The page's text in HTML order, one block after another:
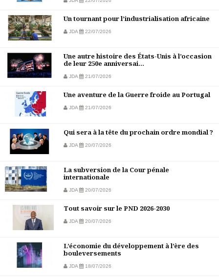
Un tournant pour l’industrialisation africaine
JDA 22/07/2026
Une autre histoire des États-Unis à l’occasion
de leur 250e anniversai...
JDA 21/07/2026
Une aventure de la Guerre froide au Portugal
JDA 21/07/2026
Qui sera à la tête du prochain ordre mondial ?
JDA 20/07/2026
La subversion de la Cour pénale
internationale
JDA 20/07/2026
Tout savoir sur le PND 2026-2030
JDA 20/07/2026
L’économie du développement à l’ère des
bouleversements
JDA 18/07/2026